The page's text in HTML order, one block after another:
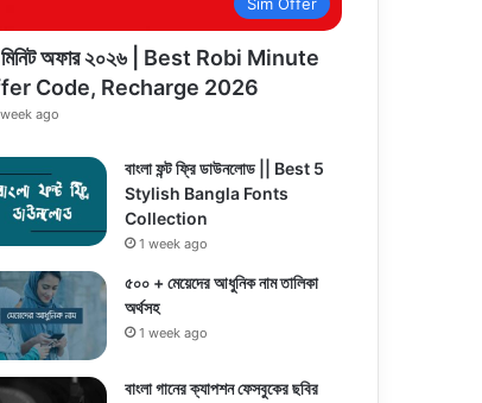
মিনিট অফার ২০২৬ | Best Robi Minute
Code, Recharge 2026
ago
বাংলা ফন্ট ফ্রি ডাউনলোড || Best 5
Stylish Bangla Fonts
Collection
1 week ago
৫০০ + মেয়েদের আধুনিক নাম তালিকা
অর্থসহ
1 week ago
বাংলা গানের ক্যাপশন ফেসবুকের ছবির